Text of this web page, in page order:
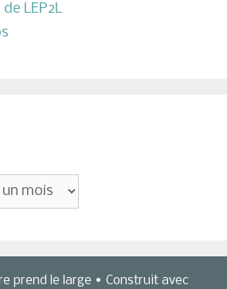
LEP2L
prend le large • Construit avec